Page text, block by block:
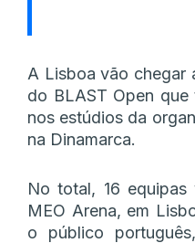
A Lisboa vão chegar
do BLAST Open
nos estúdios da
na Dinamarca.
No total, 16
MEO Arena, em
o público